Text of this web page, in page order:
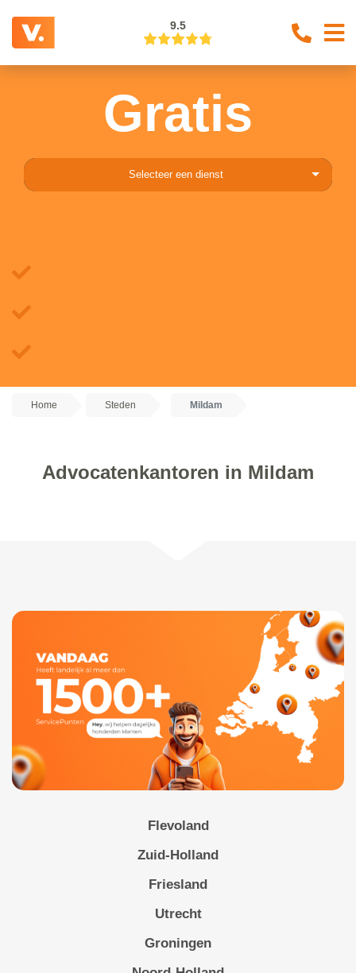
9.5
Gratis
Selecteer een dienst
Home Steden Mildam
Advocatenkantoren in Mildam
Flevoland
Zuid-Holland
Friesland
Utrecht
Groningen